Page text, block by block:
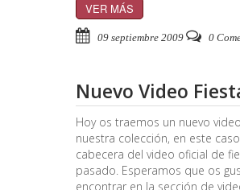
VER MÁS
09 septiembre 2009 0
Nuevo Video
Hoy os traemos un nuevo
nuestra colección, en este
cabecera del video oficial de
pasado. Esperamos que os
encontrar en la sección de